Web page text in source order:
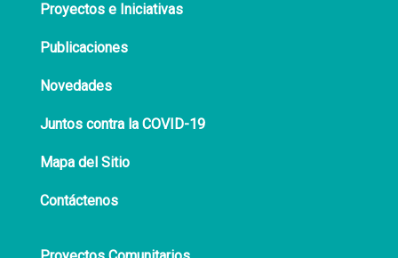
Proyectos e Iniciativas
Publicaciones
Novedades
Juntos contra la COVID-19
Mapa del Sitio
Contáctenos